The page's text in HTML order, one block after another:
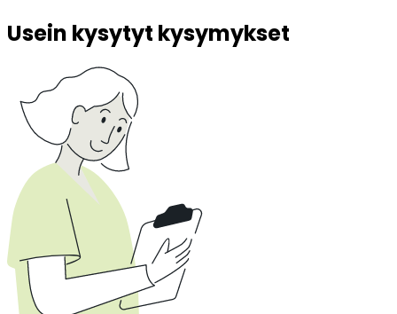
Usein kysytyt kysymykset